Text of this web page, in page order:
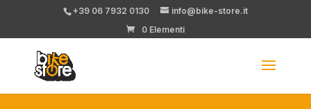
+39 06 7932 0130
info@bike-store.it
0 Elementi